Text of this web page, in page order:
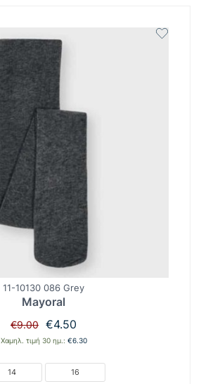
11-10130 086 Grey
Mayoral
€9.00 Original
price
€9.00.
€4.50
τρέχουσα
είναι:
Χαμηλ. τιμή 30 ημ.: €6.30
14 16